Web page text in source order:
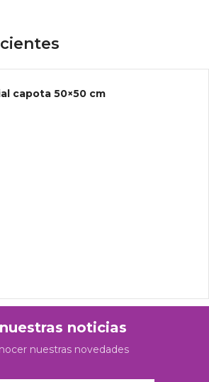
capota 50×50 cm
noticias
nuestras novedades